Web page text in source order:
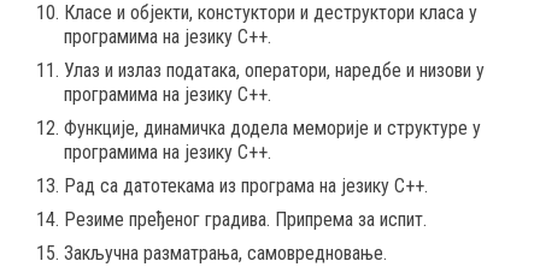
Класе и објекти, констуктори и деструктори класа у
програмима на језику C++.
Улаз и излаз података, оператори, наредбе и низови у
програмима на језику C++.
Функције, динамичка додела меморије и структуре у
програмима на језику C++.
Рад са датотекама из програма на језику C++.
Резиме пређеног градива. Припрема за испит.
Закључна разматрања, самовредновање.